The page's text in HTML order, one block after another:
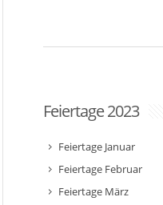
Feiertage 2023
Feiertage Januar
Feiertage Februar
Feiertage März